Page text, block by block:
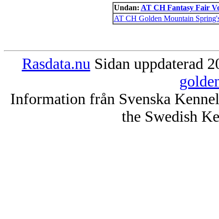
Undan: AT CH Fantasy Fair
AT CH Golden Mountain
Rasdata.nu Sidan uppdaterad
Information från Svenska
the Swedish